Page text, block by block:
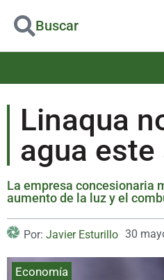
Buscar
Linaqua
agua este
La empresa concesionaria
aumento de la luz y el
Por: Javier Esturillo 30
Economía